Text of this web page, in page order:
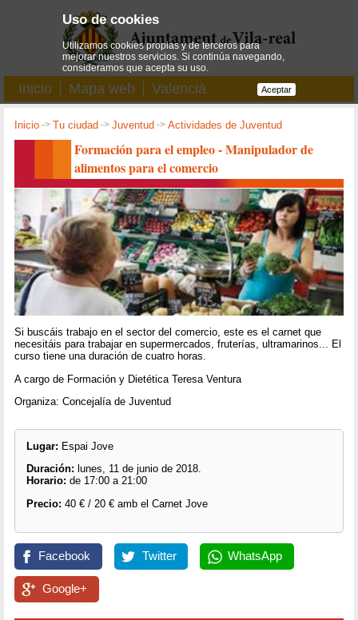
Inicio Mapa web Valencià
Inicio ->Tu ciudad ->Juventud ->Actividades de Juventud
Formación para el empleo - Manipulador de
alimentos para el comercio
Si buscáis trabajo en el sector del comercio, este es el carnet que
necesitáis para trabajar en supermercados, fruterías, ultramarinos... El
curso tiene una duración de cuatro horas.
A cargo de Formación y Dietética Teresa Ventura
Organiza: Concejalía de Juventud
Lugar: Espai Jove
Duración: lunes, 11 de junio de 2018.
Horario: de 17:00 a 21:00
Precio: 40 € / 20 € amb el Carnet Jove
Facebook Twitter WhatsApp
Google+
Uso de cookies
Utilizamos cookies propias y de terceros para
mejorar nuestros servicios. Si continúa navegando,
consideramos que acepta su uso.
Aceptar